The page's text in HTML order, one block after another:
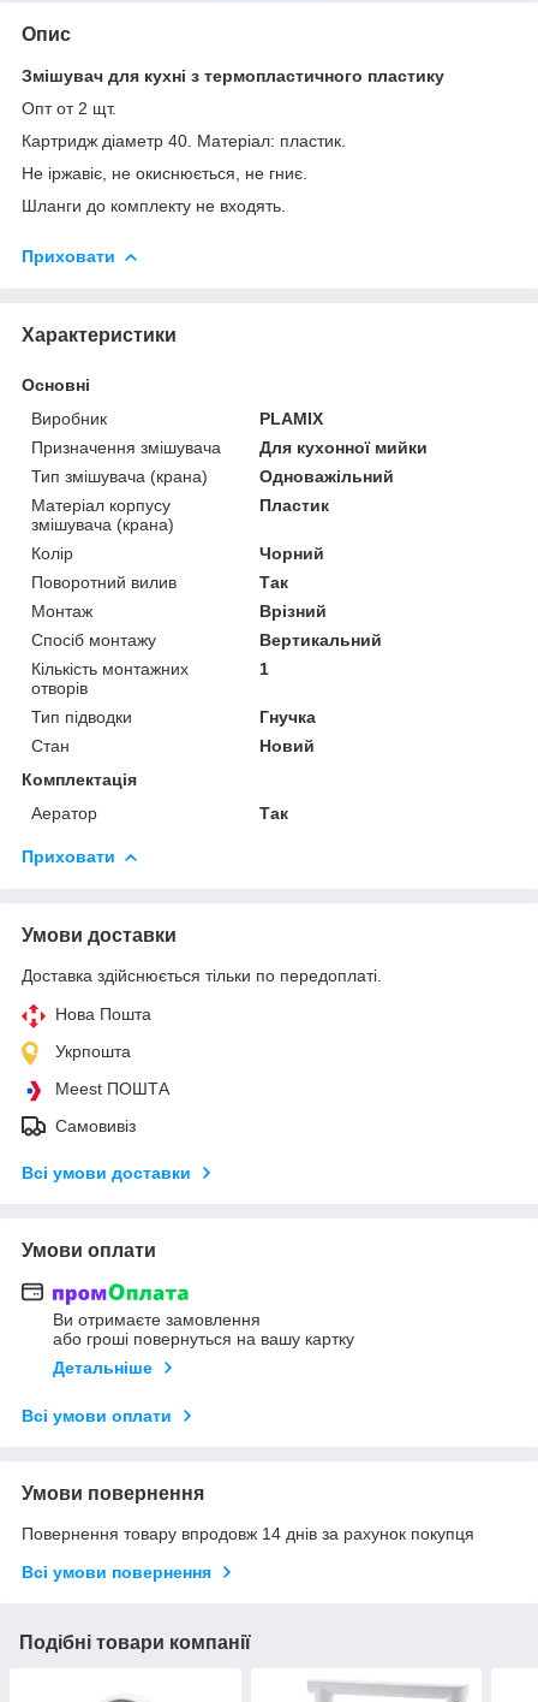
Опис
Змішувач для кухні з термопластичного пластику
Опт от 2 щт.
Картридж діаметр 40. Матеріал: пластик.
Не іржавіє, не окиснюється, не гниє.
Шланги до комплекту не входять.
Приховати
Характеристики
Основні
Виробник
PLAMIX
Призначення змішувача
Для кухонної мийки
Тип змішувача (крана)
Одноважільний
Матеріал корпусу
змішувача (крана)
Пластик
Колір
Чорний
Поворотний вилив
Так
Монтаж
Врізний
Спосіб монтажу
Вертикальний
Кількість монтажних
отворів
1
Тип підводки
Гнучка
Стан
Новий
Комплектація
Аератор
Так
Приховати
Умови доставки
Доставка здійснюється тільки по передоплаті.
Нова Пошта
Укрпошта
Meest ПОШТА
Самовивіз
Всі умови доставки
Умови оплати
Ви отримаєте замовлення
або гроші повернуться на вашу картку
Детальніше
Всі умови оплати
Умови повернення
Повернення товару впродовж 14 днів за рахунок покупця
Всі умови повернення
Подібні товари компанії